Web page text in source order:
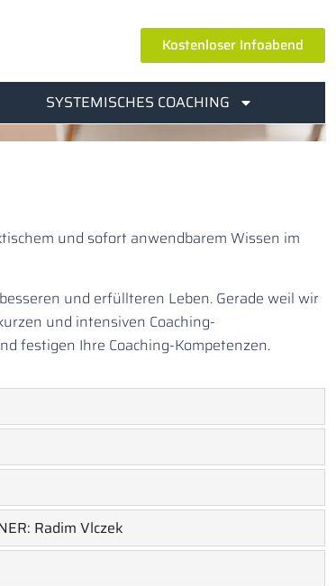
Kostenloser Infoabend
SYSTEMISCHES COACHING
und sofort anwendbarem Wissen im
und erfüllteren Leben. Gerade weil wir
und intensiven Coaching-
festigen Ihre Coaching-Kompetenzen.
Radim Vlczek